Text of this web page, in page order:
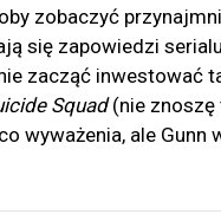
zobaczyć
się zapowiedzi
zacząć inwestować
Squad(nie znoszę
wyważenia, ale Gunn